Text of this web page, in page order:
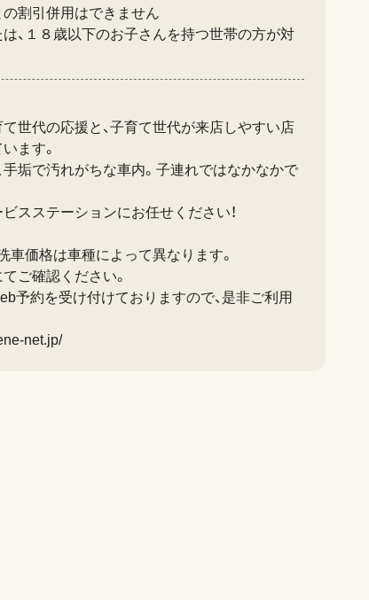
割引併用はできません
、１８歳以下のお子さんを持つ世帯の方が対
世代の応援と、子育て世代が来店しやすい店
ます。
手垢で汚れがちな車内。子連れではなかなかで
スステーションにお任せください！
車価格は車種によって異なります。
ご確認ください。
予約を受け付けておりますので、是非ご利用
net.jp/